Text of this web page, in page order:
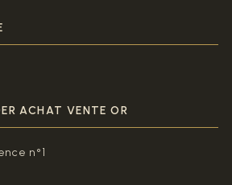
ACHAT VENTE OR
n°1